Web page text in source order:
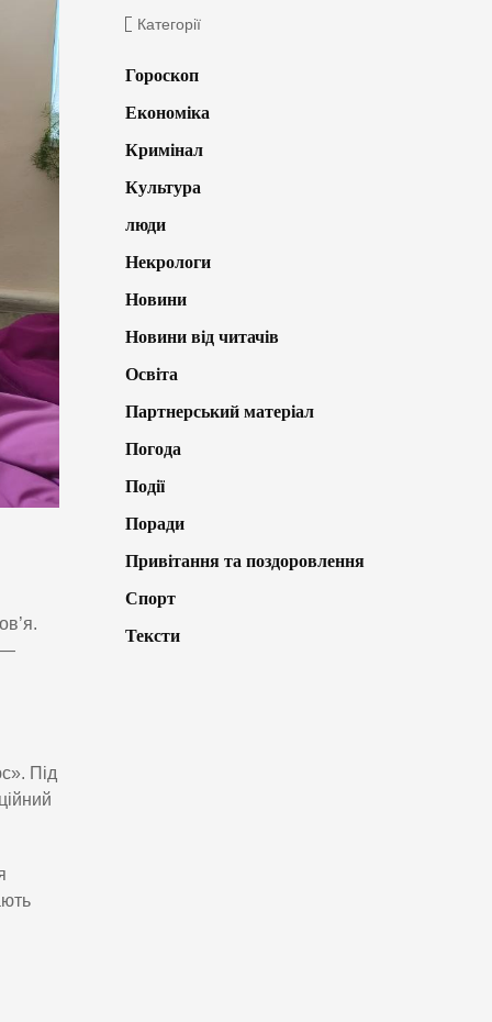
—
Під
Категорії
Гороскоп
Економіка
Кримінал
Культура
люди
Некрологи
Новини
Новини від читачів
Освіта
Партнерський матеріал
Погода
Події
Поради
Привітання та поздоровлення
Спорт
Тексти